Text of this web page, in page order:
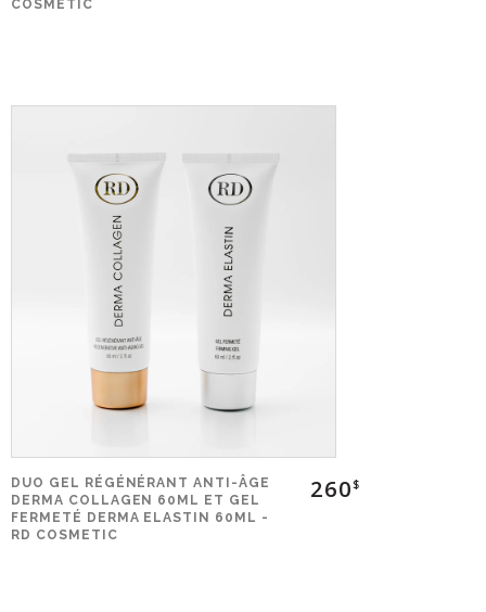
COSMETIC
DUO GEL RÉGÉNÉRANT ANTI-ÂGE
DERMA COLLAGEN 60ML ET GEL
FERMETÉ DERMA ELASTIN 60ML -
RD COSMETIC
260$